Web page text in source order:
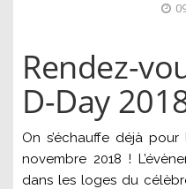
Rendez-
D-Day
On s’échauffe déjà pour
novembre 2018 !
dans les loges du